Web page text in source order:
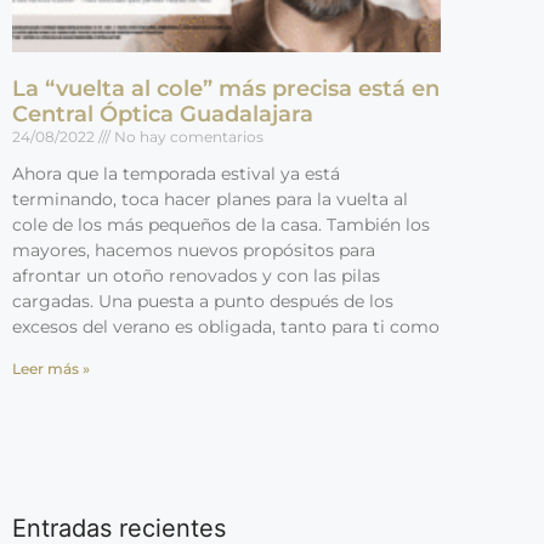
La “vuelta al cole” más precisa está en
Central Óptica Guadalajara
24/08/2022 No hay comentarios
Ahora que la temporada estival ya está
terminando, toca hacer planes para la vuelta al
cole de los más pequeños de la casa. También los
mayores, hacemos nuevos propósitos para
afrontar un otoño renovados y con las pilas
cargadas. Una puesta a punto después de los
excesos del verano es obligada, tanto para ti como
Leer más »
Entradas recientes